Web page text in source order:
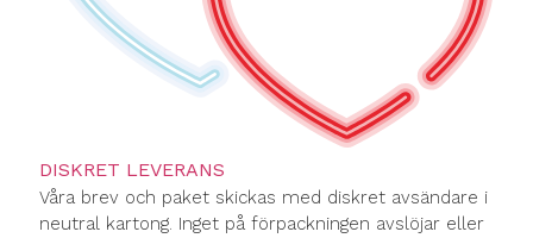
DISKRET LEVERANS
Våra brev och paket skickas med diskret avsändare i
neutral kartong. Inget på förpackningen avslöjar eller